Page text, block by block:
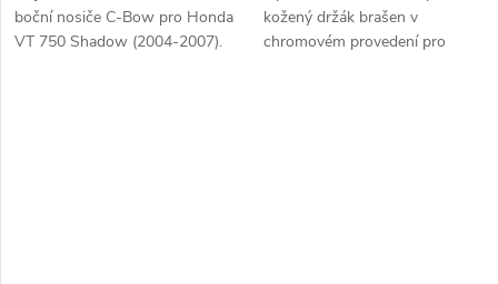
boční nosiče C-Bow pro Honda
VT 750 Shadow (2004-2007).
kožený držák brašen v
chromovém provedení pro